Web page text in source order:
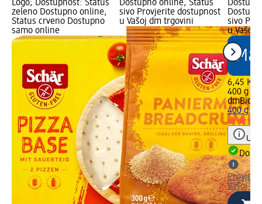
Logo; Dostupnost: Status
zeleno Dostupno online,
Status crveno Dostupno
samo online
Dostupno online, Status
sivo Provjerite dostupnost
u Vašoj dm trgovini
sivo
u Vašoj
6,45 KM
400 g
dmBio
400 g
Vašoj